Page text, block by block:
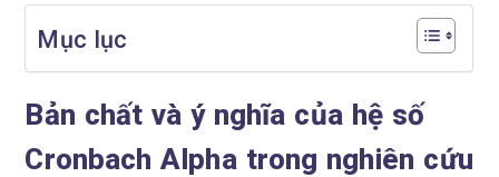
Mục lục
Bản chất và ý nghĩa của hệ số
Cronbach Alpha trong nghiên cứu